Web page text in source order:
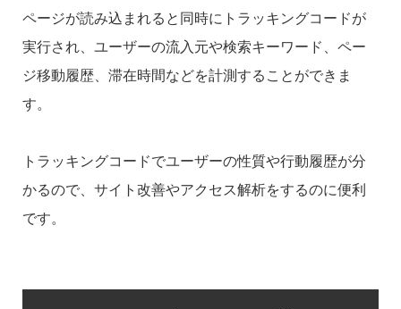
ページが読み込まれると同時にトラッキングコードが
実行され、ユーザーの流入元や検索キーワード、ペー
ジ移動履歴、滞在時間などを計測することができま
す。
トラッキングコードでユーザーの性質や行動履歴が分
かるので、サイト改善やアクセス解析をするのに便利
です。